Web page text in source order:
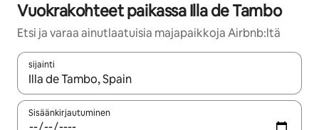
Vuokrakohteet paikassa Illa de Tambo
Etsi ja varaa ainutlaatuisia majapaikkoja Airbnb:ltä
sijainti
Kun tulokset ovat saatavilla, navigoi ylös- ja alas-
Sisäänkirjautuminen